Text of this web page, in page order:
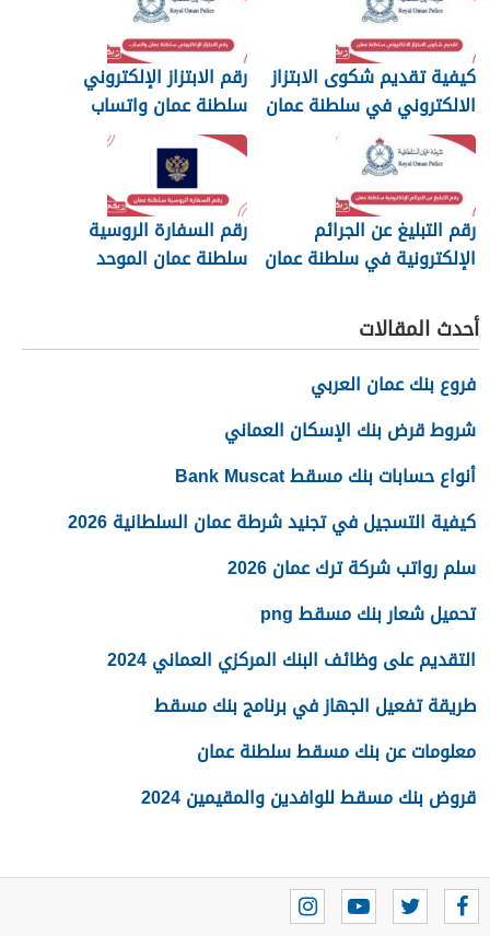
كيفية تقديم شكوى الابتزاز
الالكتروني في سلطنة عمان
رقم الابتزاز الإلكتروني
سلطنة عمان واتساب
رقم التبليغ عن الجرائم
الإلكترونية في سلطنة عمان
رقم السفارة الروسية
سلطنة عمان الموحد
أحدث المقالات
فروع بنك عمان العربي
شروط قرض بنك الإسكان العماني
أنواع حسابات بنك مسقط Bank Muscat
كيفية التسجيل في تجنيد شرطة عمان السلطانية 2026
سلم رواتب شركة ترك عمان 2026
تحميل شعار بنك مسقط png
التقديم على وظائف البنك المركزي العماني 2024
طريقة تفعيل الجهاز في برنامج بنك مسقط
معلومات عن بنك مسقط سلطنة عمان
قروض بنك مسقط للوافدين والمقيمين 2024